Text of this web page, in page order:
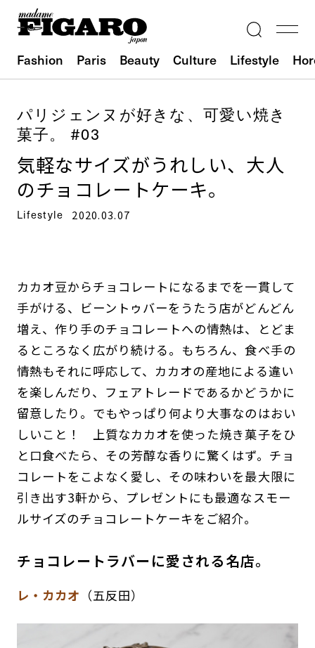
Fashion Paris Beauty Culture Lifestyle
パリジェンヌが好きな、可愛い焼き
菓子。 #03
気軽なサイズがうれしい、大人
のチョコレートケーキ。
Lifestyle 2020.03.07
カカオ豆からチョコレートになるまでを一貫して
手がける、ビーントゥバーをうたう店がどんどん
増え、作り手のチョコレートへの情熱は、とどま
るところなく広がり続ける。もちろん、食べ手の
情熱もそれに呼応して、カカオの産地による違い
を楽しんだり、フェアトレードであるかどうかに
留意したり。でもやっぱり何より大事なのはおい
しいこと！ 上質なカカオを使った焼き菓子をひ
と口食べたら、その芳醇な香りに驚くはず。チョ
コレートをこよなく愛し、その味わいを最大限に
引き出す3軒から、プレゼントにも最適なスモー
ルサイズのチョコレートケーキをご紹介。
チョコレートラバーに愛される名店。
レ・カカオ （五反田）